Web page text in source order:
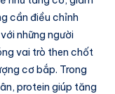
cần điều chỉnh
những người
vai trò then chốt
cơ bắp. Trong
protein giúp tăng